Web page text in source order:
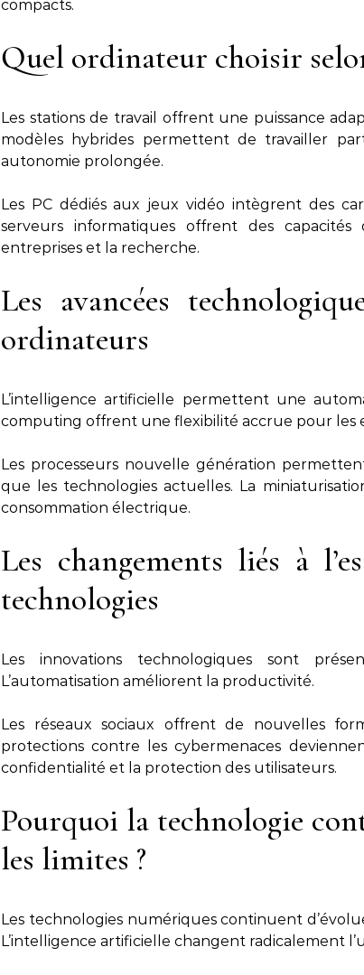
compacts.
Quel ordinateur choisir
Les stations de travail offrent une puissance
modèles hybrides permettent de travailler
autonomie prolongée.
Les PC dédiés aux jeux vidéo intègrent des
serveurs informatiques offrent des
entreprises et la recherche.
Les avancées
ordinateurs
L’intelligence artificielle permettent une
computing offrent une flexibilité accrue pour les
Les processeurs nouvelle génération
que les technologies actuelles. La
consommation électrique.
Les changements liés à
technologies
Les innovations technologiques sont
L’automatisation améliorent la productivité.
Les réseaux sociaux offrent de nouvelles
protections contre les cybermenaces
confidentialité et la protection des utilisateurs.
Pourquoi la technologie
les limites ?
Les technologies numériques continuent
L’intelligence artificielle changent radicalement